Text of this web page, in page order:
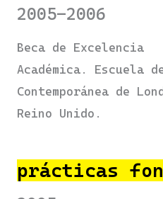
2005-2006
Beca de Excelencia
Académica. Escuela
Contemporánea de
Reino Unido.
prácticas